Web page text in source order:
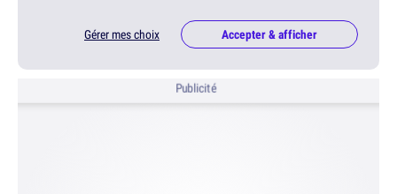
Gérer mes choix Accepter & afficher
Publicité